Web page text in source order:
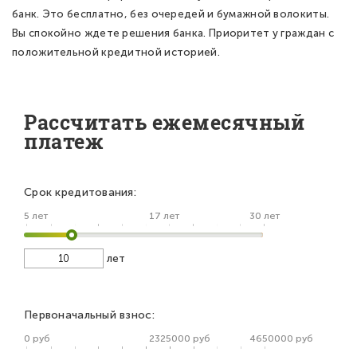
банк. Это бесплатно, без очередей и бумажной волокиты.
Вы спокойно ждете решения банка. Приоритет у граждан с
положительной кредитной историей.
Рассчитать ежемесячный
платеж
Срок кредитования:
5 лет 17 лет 30 лет
лет
Первоначальный взнос:
0 руб 2325000 руб 4650000 руб